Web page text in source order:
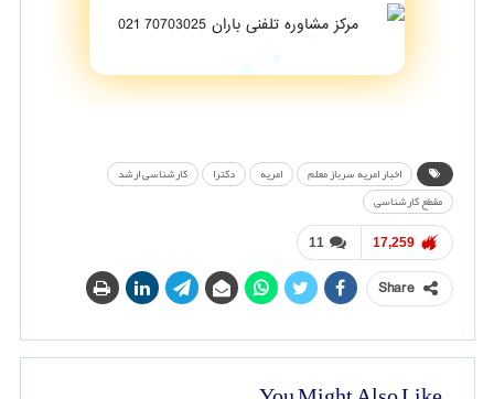
اخبار امریه سرباز معلم امریه دکترا
کارشناسی ارشد
مقطع کارشناسی
11 17,259
Share